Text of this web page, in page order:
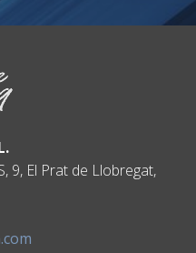
9, El Prat de Llobregat,